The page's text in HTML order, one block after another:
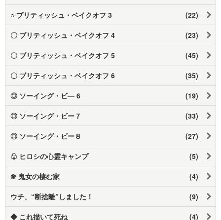
○ ブリティッシュ・ベイクオフ 3 (22)
〇 ブリティッシュ・ベイクオフ 4 (23)
〇 ブリティッシュ・ベイクオフ 5 (45)
〇 ブリティッシュ・ベイクオフ 6 (35)
◎ ソーイング・ビ― 6 (19)
◎ ソーイング・ビー７ (33)
◎ ソーイング・ビー８ (27)
♧ ヒロシの心霊キャンプ (5)
❀ 鬼女の棲む家 (4)
ウチ、“断捨離”しました！ (9)
◆ これ描いて死ね (4)